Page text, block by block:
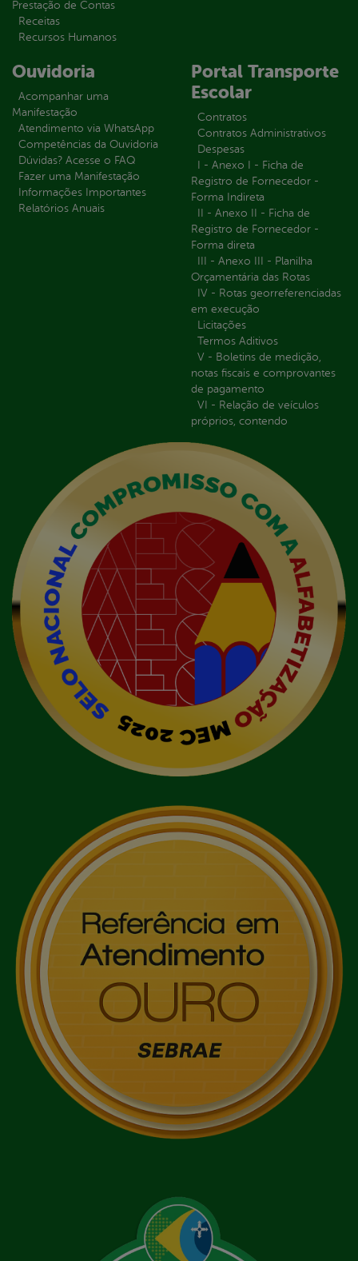
Prestação de Contas
Receitas
Recursos Humanos
Ouvidoria
Acompanhar uma
Manifestação
Atendimento via WhatsApp
Competências da Ouvidoria
Dúvidas? Acesse o FAQ
Fazer uma Manifestação
Informações Importantes
Relatórios Anuais
Portal Transporte
Escolar
Contratos
Contratos Administrativos
Despesas
I - Anexo I - Ficha de
Registro de Fornecedor -
Forma Indireta
II - Anexo II - Ficha de
Registro de Fornecedor -
Forma direta
III - Anexo III - Planilha
Orçamentária das Rotas
IV - Rotas georreferenciadas
em execução
Licitações
Termos Aditivos
V - Boletins de medição,
notas fiscais e comprovantes
de pagamento
VI - Relação de veículos
próprios, contendo